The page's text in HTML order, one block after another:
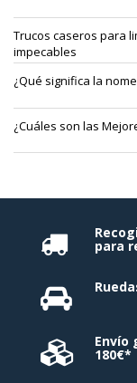
Trucos caseros para
impecables
¿Qué significa la
¿Cuáles son las
para
Envío
180€*